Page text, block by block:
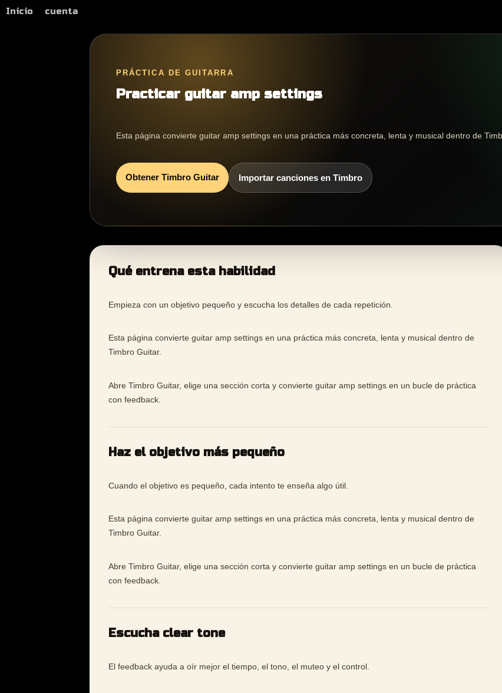
Inicio cuenta
PRÁCTICA DE GUITARRA
Practicar guitar amp settings
Esta página convierte guitar amp settings en una práctica más concreta, lenta y musical dentro de
Obtener Timbro Guitar Importar canciones en Timbro
Qué entrena esta habilidad
Empieza con un objetivo pequeño y escucha los detalles de cada repetición.
Esta página convierte guitar amp settings en una práctica más concreta, lenta y musical dentro de
Timbro Guitar.
Abre Timbro Guitar, elige una sección corta y convierte guitar amp settings en un bucle de práctica
con feedback.
Haz el objetivo más pequeño
Cuando el objetivo es pequeño, cada intento te enseña algo útil.
Esta página convierte guitar amp settings en una práctica más concreta, lenta y musical dentro de
Timbro Guitar.
Abre Timbro Guitar, elige una sección corta y convierte guitar amp settings en un bucle de práctica
con feedback.
Escucha clear tone
El feedback ayuda a oír mejor el tiempo, el tono, el muteo y el control.